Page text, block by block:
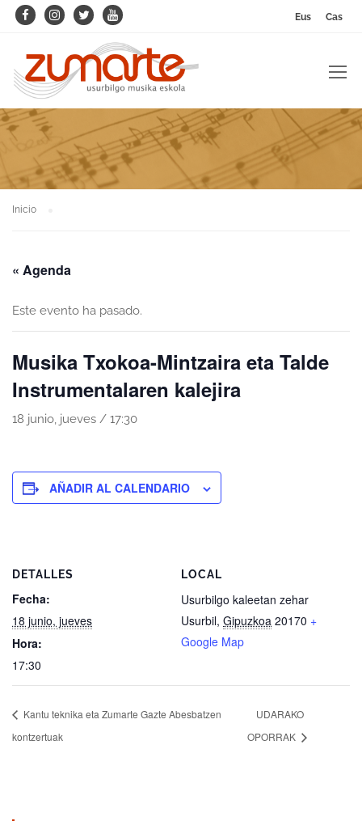
Eus Cas
Inicio
« Agenda
Este evento ha pasado.
Musika Txokoa-Mintzaira eta Talde
Instrumentalaren kalejira
18 junio, jueves / 17:30
AÑADIR AL CALENDARIO
DETALLES
Fecha:
18 junio, jueves
Hora:
17:30
LOCAL
Usurbilgo kaleetan zehar
Usurbil, Gipuzkoa 20170 +
Google Map
Kantu teknika eta Zumarte Gazte Abesbatzen
kontzertuak
UDARAKO
OPORRAK